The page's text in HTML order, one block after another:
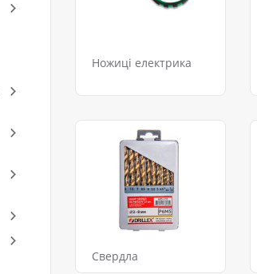
Ножиці електрика
Свердла